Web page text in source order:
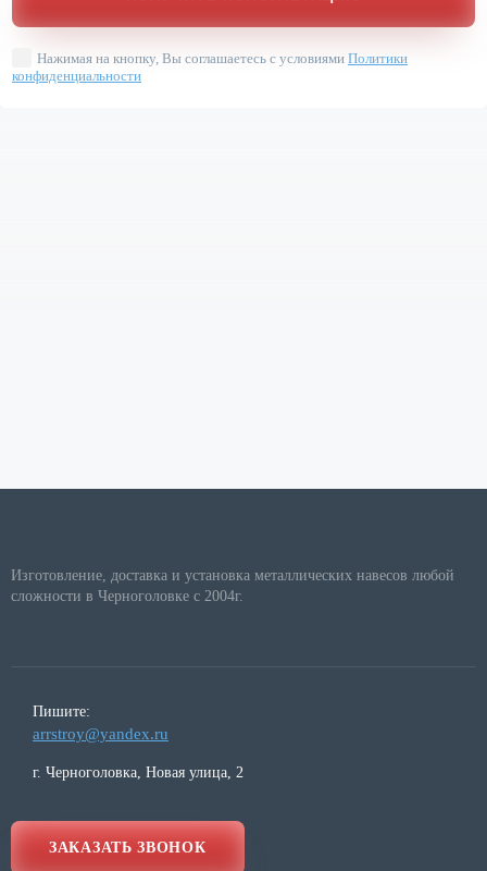
Нажимая на кнопку, Вы соглашаетесь с условиями Политики
конфиденциальности
Изготовление, доставка и установка металлических навесов любой
сложности в Черноголовке с 2004г.
Пишите:
arrstroy@yandex.ru
г. Черноголовка, Новая улица, 2
ЗАКАЗАТЬ ЗВОНОК